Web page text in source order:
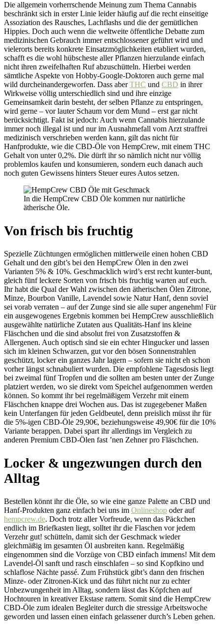
Die allgemein vorherrschende Meinung zum Thema Cannabis
beschränkt sich in erster Linie leider häufig auf die recht einseitige
Assoziation des Rausches, Lachflashs und die der gemütlichen
Hippies. Doch auch wenn die weltweite öffentliche Debatte zum
medizinischen Gebrauch immer entschlossener geführt wird und
vielerorts bereits konkrete Einsatzmöglichkeiten etabliert wurden,
schafft es die wohl hübscheste aller Pflanzen hierzulande einfach
nicht ihren zweifelhaften Ruf abzuschütteln. Hierbei werden
sämtliche Aspekte von Hobby-Google-Doktoren auch gerne mal
wild durcheinandergeworfen. Dass aberTHC und CBD in ihrer
Wirkweise völlig unterschiedlich sind und ihre einzige
Gemeinsamkeit darin besteht, der selben Pflanze zu entspringen,
wird gerne – vor lauter Schaum vor dem Mund – erst gar nicht
berücksichtigt. Fakt ist jedoch: Auch wenn Cannabis hierzulande
immer noch illegal ist und nur im Ausnahmefall vom Arzt straffrei
medizinisch verschrieben werden kann, gilt das nicht für
Hanfprodukte, wie die CBD-Öle von HempCrew, mit einem THC
Gehalt von unter 0,2%. Die dürft ihr so nämlich nicht nur völlig
problemlos kaufen und konsumieren, sondern euch danach auch
noch guten Gewissens hinters Steuer eures Autos setzen.
In die HempCrew CBD Öle kommen nur natürliche
ätherische Öle.
Von frisch bis fruchtig
Spezielle Züchtungen ermöglichen mittlerweile einen hohen CBD
Gehalt und den gibt’s bei den HempCrew Ölen in den zwei
Varianten 5% & 10%. Geschmacklich wird’s erst recht kunter-bunt,
gleich fünf leckere Sorten von frisch bis fruchtig warten auf euch.
Ihr habt die Qual der Wahl zwischen den ätherischen Ölen Zitrone,
Minze, Bourbon Vanille, Lavendel sowie Natur Hanf, denn soviel
sei vorab verraten – auf der Zunge sind sie alle super angenehm! Für
ein ausgewogenes Ergebnis kommen bei HempCrew ausschließlich
ausgewählte natürliche Zutaten aus Qualitäts-Hanf ins kleine
Fläschchen und die sind absolut frei von Zusatzstoffen &
Allergenen. Auch optisch sind sie ein echter Hingucker und lassen
sich im kleinen Schwarzen, gut vor den bösen Sonnenstrahlen
geschützt, locker ein ganzes Jahr lagern – sofern sie nicht eh schon
vorher längst schnabuliert wurden. Die empfohlene Tagesdosis liegt
bei zweimal fünf Tropfen und die sollten am besten unter der Zunge
platziert werden, wo sie direkt vom Speichel aufgenommen werden
können. So kommt ihr bei regelmäßigem Verzehr mit einem
Fläschchen knappe drei Wochen aus. Das ist zugegebener Maßen
kein Unterfangen für jeden Geldbeutel, denn preislich müsst ihr für
die 5%-igen CBD-Öle 29,90€, beziehungsweise 49,90€ für die 10%
Variante berappen. Dabei spart ihr allerdings im Vergleich zu
anderen Premium CBD-Ölen fast ’nen Zehner pro Fläschchen.
Locker & ungezwungen durch den
Alltag
Bestellen könnt ihr die Öle, so wie eine ganze Palette an CBD und
Hanf-Produkten ganz einfach bei uns im Onlineshop oder auf
hempcrew.de. Doch trotz aller Vorfreude, wenn das Päckchen
endlich im Briefkasten liegt, solltet ihr die Flaschen vor jedem
Verzehr gut! schütteln, damit sich der Geschmack wieder
gleichmäßig im gesamten Öl ausbreiten kann. Regelmäßig
eingenommen sind die Vorzüge von CBD einfach immens! Mit dem
Lavendel-Öl sanft und rasch einschlafen – so sind Kopfkino und
schlaflose Nächte passé. Zum Frühstück gibt’s dann den frischen
Minze- oder Zitronen-Kick und das führt nicht nur zu echter
Unbezwungenheit im Alltag, sondern lässt das Köpfchen auf
Hochtouren in kreativer Ekstase rattern. Somit sind die HempCrew
CBD-Öle zum idealen Begleiter durch die stressige Arbeitswoche
geworden und lassen einen einfach gelassener durch’s Leben gehen.